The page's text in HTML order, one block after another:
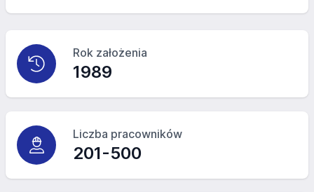
Rok założenia
1989
Liczba pracowników
201-500